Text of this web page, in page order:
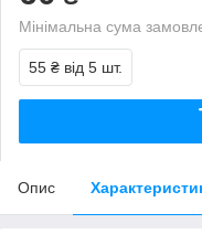
Мінімальна сума
55 ₴ від 5 шт.
Опис